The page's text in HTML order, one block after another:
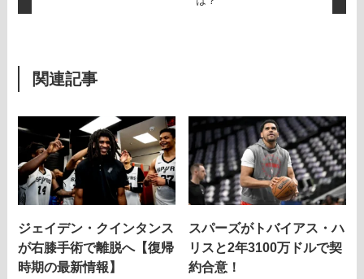
関連記事
ジェイデン・クインタンス
が右膝手術で離脱へ【復帰
時期の最新情報】
スパーズがトバイアス・ハ
リスと2年3100万ドルで契
約合意！